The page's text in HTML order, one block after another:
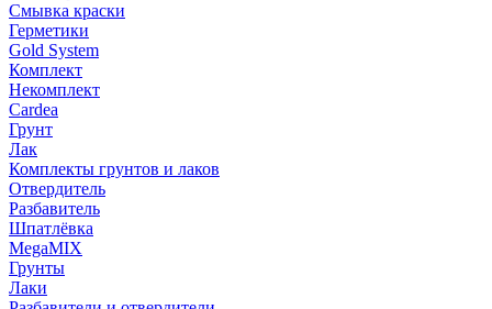
Смывка краски
Герметики
Gold System
Комплект
Некомплект
Cardea
Грунт
Лак
Комплекты грунтов и лаков
Отвердитель
Разбавитель
Шпатлёвка
MegaMIX
Грунты
Лаки